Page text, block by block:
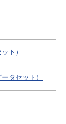
ト）
タセット）